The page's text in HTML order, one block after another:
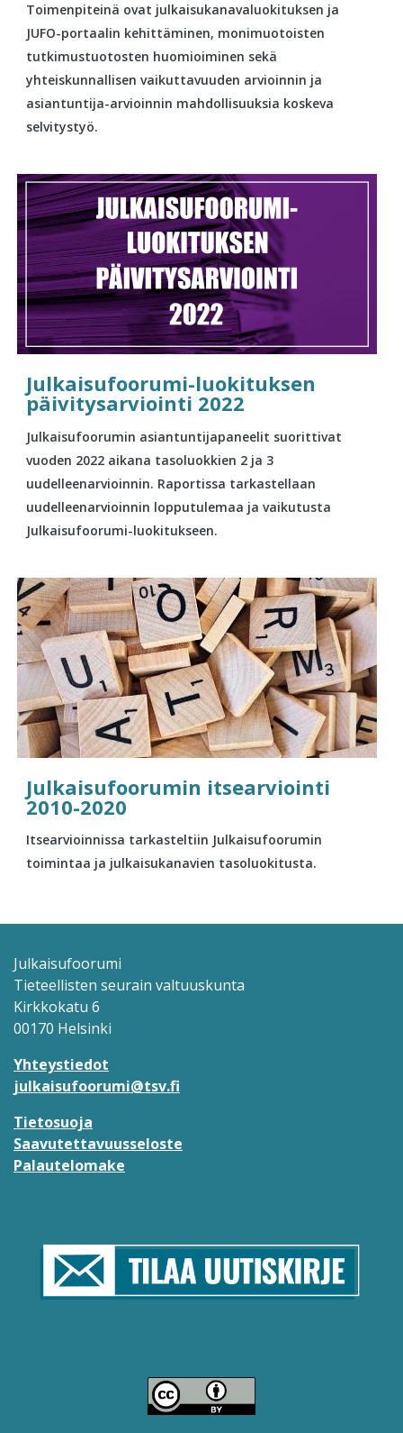
Toimenpiteinä ovat julkaisukanavaluokituksen ja
JUFO-portaalin kehittäminen, monimuotoisten
tutkimustuotosten huomioiminen sekä
yhteiskunnallisen vaikuttavuuden arvioinnin ja
asiantuntija-arvioinnin mahdollisuuksia koskeva
selvitystyö.
Julkaisufoorumi-luokituksen
päivitysarviointi 2022
Julkaisufoorumin asiantuntijapaneelit suorittivat
vuoden 2022 aikana tasoluokkien 2 ja 3
uudelleenarvioinnin. Raportissa tarkastellaan
uudelleenarvioinnin lopputulemaa ja vaikutusta
Julkaisufoorumi-luokitukseen.
Julkaisufoorumin itsearviointi
2010-2020
Itsearvioinnissa tarkasteltiin Julkaisufoorumin
toimintaa ja julkaisukanavien tasoluokitusta.
Julkaisufoorumi
Tieteellisten seurain valtuuskunta
Kirkkokatu 6
00170 Helsinki
Yhteystiedot
julkaisufoorumi@tsv.fi
Tietosuoja
Saavutettavuusseloste
Palautelomake